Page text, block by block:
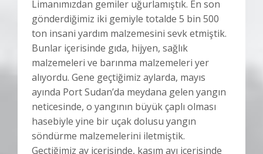
Limanımızdan gemiler uğurlamıştık. En son
gönderdiğimiz iki gemiyle totalde 5 bin 500
ton insani yardım malzemesini sevk etmiştik.
Bunlar içerisinde gıda, hijyen, sağlık
malzemeleri ve barınma malzemeleri yer
alıyordu. Gene geçtiğimiz aylarda, mayıs
ayında Port Sudan’da meydana gelen yangın
neticesinde, o yangının büyük çaplı olması
hasebiyle yine bir uçak dolusu yangın
söndürme malzemelerini iletmiştik.
Geçtiğimiz ay içerisinde, kasım ayı içerisinde